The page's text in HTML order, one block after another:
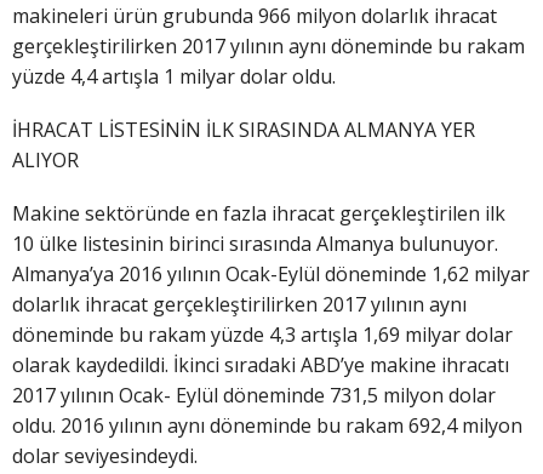
makineleri ürün grubunda 966 milyon dolarlık ihracat
gerçekleştirilirken 2017 yılının aynı döneminde bu rakam
yüzde 4,4 artışla 1 milyar dolar oldu.
İHRACAT LİSTESİNİN İLK SIRASINDA ALMANYA YER
ALIYOR
Makine sektöründe en fazla ihracat gerçekleştirilen ilk
10 ülke listesinin birinci sırasında Almanya bulunuyor.
Almanya’ya 2016 yılının Ocak-Eylül döneminde 1,62 milyar
dolarlık ihracat gerçekleştirilirken 2017 yılının aynı
döneminde bu rakam yüzde 4,3 artışla 1,69 milyar dolar
olarak kaydedildi. İkinci sıradaki ABD’ye makine ihracatı
2017 yılının Ocak- Eylül döneminde 731,5 milyon dolar
oldu. 2016 yılının aynı döneminde bu rakam 692,4 milyon
dolar seviyesindeydi.